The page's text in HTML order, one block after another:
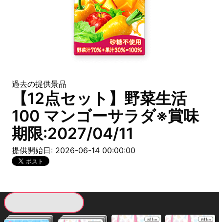
過去の提供景品
【12点セット】野菜生活
100 マンゴーサラダ※賞味
期限:2027/04/11
提供開始日: 2026-06-14 00:00:00